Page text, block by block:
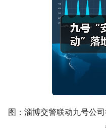
图：淄博交警联动九号公